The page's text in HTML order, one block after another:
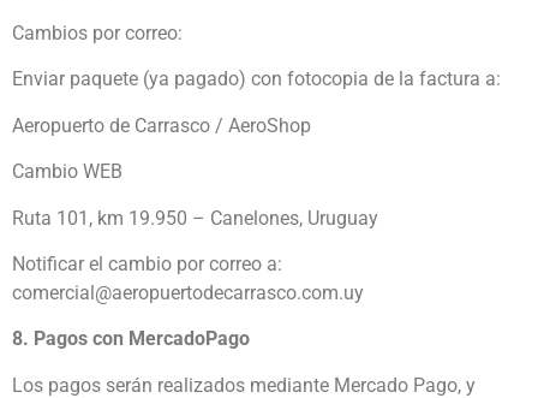
Cambios por correo:
Enviar paquete (ya pagado) con fotocopia de la factura a:
Aeropuerto de Carrasco / AeroShop
Cambio WEB
Ruta 101, km 19.950 – Canelones, Uruguay
Notificar el cambio por correo a:
comercial@aeropuertodecarrasco.com.uy
8. Pagos con MercadoPago
Los pagos serán realizados mediante Mercado Pago, y